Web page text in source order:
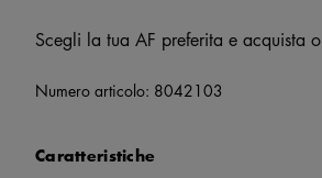
Scegli la tua AF preferita e acquista
Numero articolo: 8042103
Caratteristiche